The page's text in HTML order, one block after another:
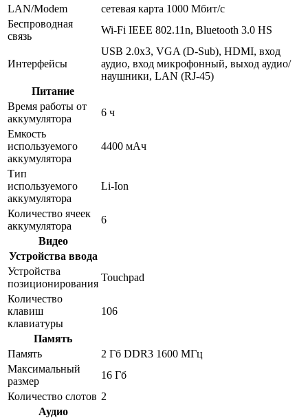
LAN/Modem
сетевая карта 1000 Мбит/c
Беспроводная
связь
Wi-Fi IEEE 802.11n, Bluetooth 3.0 HS
Интерфейсы
USB 2.0x3, VGA (D-Sub), HDMI, вход
аудио, вход микрофонный, выход аудио/
наушники, LAN (RJ-45)
Питание
Время работы от
аккумулятора
6 ч
Емкость
используемого
аккумулятора
4400 мАч
Тип
используемого
аккумулятора
Li-Ion
Количество ячеек
аккумулятора
6
Видео
Устройства ввода
Устройства
позиционирования
Touchpad
Количество
клавиш
клавиатуры
106
Память
Память
2 Гб DDR3 1600 МГц
Максимальный
размер
16 Гб
Количество слотов 2
Аудио